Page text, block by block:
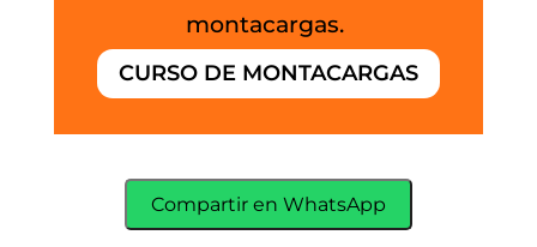
montacargas.
CURSO DE MONTACARGAS
Compartir en WhatsApp